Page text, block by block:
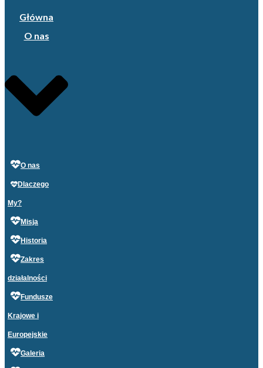
Główna
O nas
O nas
Dlaczego
My?
Misja
Historia
Zakres
działalności
Fundusze
Krajowe i
Europejskie
Galeria